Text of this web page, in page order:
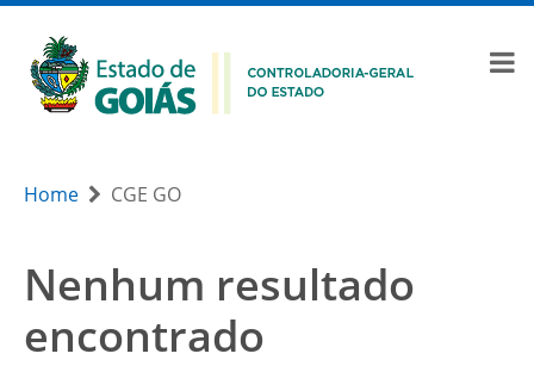
Home CGE GO
Nenhum resultado
encontrado